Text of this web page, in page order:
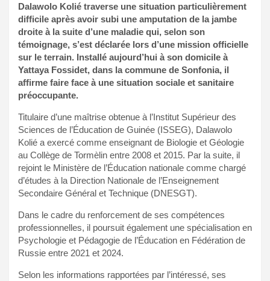
Dalawolo Kolié traverse une situation particulièrement
difficile après avoir subi une amputation de la jambe
droite à la suite d’une maladie qui, selon son
témoignage, s’est déclarée lors d’une mission officielle
sur le terrain. Installé aujourd’hui à son domicile à
Yattaya Fossidet, dans la commune de Sonfonia, il
affirme faire face à une situation sociale et sanitaire
préoccupante.
Titulaire d’une maîtrise obtenue à l’Institut Supérieur des
Sciences de l’Éducation de Guinée (ISSEG), Dalawolo
Kolié a exercé comme enseignant de Biologie et Géologie
au Collège de Tormèlin entre 2008 et 2015. Par la suite, il
rejoint le Ministère de l’Éducation nationale comme chargé
d’études à la Direction Nationale de l’Enseignement
Secondaire Général et Technique (DNESGT).
Dans le cadre du renforcement de ses compétences
professionnelles, il poursuit également une spécialisation en
Psychologie et Pédagogie de l’Éducation en Fédération de
Russie entre 2021 et 2024.
Selon les informations rapportées par l’intéressé, ses